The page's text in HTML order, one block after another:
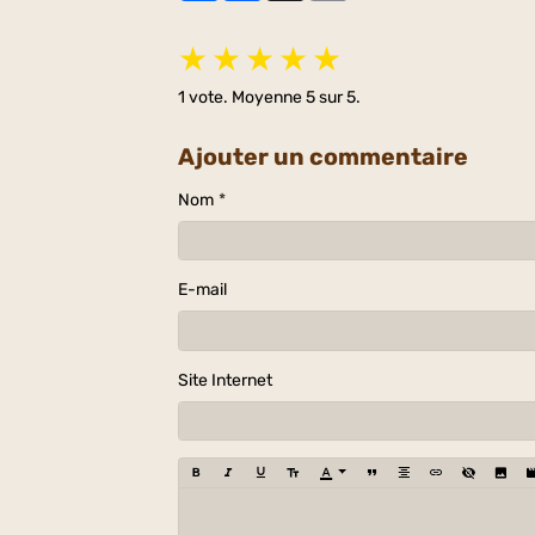
★ ★ ★ ★ ★
1 vote. Moyenne5sur 5.
Ajouter un commentaire
Nom
E-mail
Site Internet